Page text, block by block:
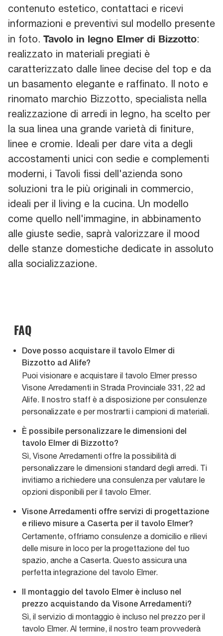
contenuto estetico, contattaci e ricevi
informazioni e preventivi sul modello presente
in foto. Tavolo in legno Elmer di Bizzotto:
realizzato in materiali pregiati è
caratterizzato dalle linee decise del top e da
un basamento elegante e raffinato. Il noto e
rinomato marchio Bizzotto, specialista nella
realizzazione di arredi in legno, ha scelto per
la sua linea una grande varietà di finiture,
linee e cromie. Ideali per dare vita a degli
accostamenti unici con sedie e complementi
moderni, i Tavoli fissi dell'azienda sono
soluzioni tra le più originali in commercio,
ideali per il living e la cucina. Un modello
come quello nell'immagine, in abbinamento
alle giuste sedie, saprà valorizzare il mood
delle stanze domestiche dedicate in assoluto
alla socializzazione.
FAQ
Dove posso acquistare il tavolo Elmer di
Bizzotto ad Alife?
Puoi visionare e acquistare il tavolo Elmer presso
Visone Arredamenti in Strada Provinciale 331, 22 ad
Alife. Il nostro staff è a disposizione per consulenze
personalizzate e per mostrarti i campioni di materiali.
È possibile personalizzare le dimensioni del
tavolo Elmer di Bizzotto?
Sì, Visone Arredamenti offre la possibilità di
personalizzare le dimensioni standard degli arredi. Ti
invitiamo a richiedere una consulenza per valutare le
opzioni disponibili per il tavolo Elmer.
Visone Arredamenti offre servizi di progettazione
e rilievo misure a Caserta per il tavolo Elmer?
Certamente, offriamo consulenze a domicilio e rilievi
delle misure in loco per la progettazione del tuo
spazio, anche a Caserta. Questo assicura una
perfetta integrazione del tavolo Elmer.
Il montaggio del tavolo Elmer è incluso nel
prezzo acquistando da Visone Arredamenti?
Sì, il servizio di montaggio è incluso nel prezzo per il
tavolo Elmer. Al termine, il nostro team provvederà